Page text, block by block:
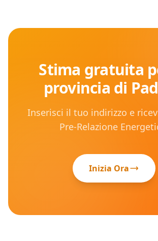
Stima gratuita
provincia di
Inserisci il tuo indirizzo e
Pre-Relazione
Inizia Ora